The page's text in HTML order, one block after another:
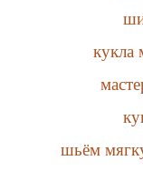
кукла
шьём